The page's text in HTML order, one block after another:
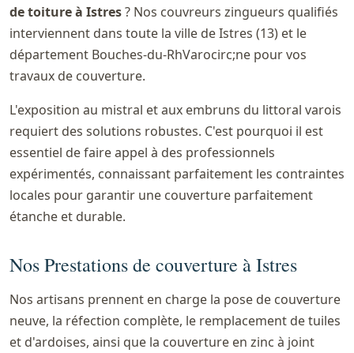
de toiture à Istres? Nos couvreurs zingueurs qualifiés
interviennent dans toute la ville de Istres (13) et le
département Bouches-du-RhVarocirc;ne pour vos
travaux de couverture.
L'exposition au mistral et aux embruns du littoral varois
requiert des solutions robustes. C'est pourquoi il est
essentiel de faire appel à des professionnels
expérimentés, connaissant parfaitement les contraintes
locales pour garantir une couverture parfaitement
étanche et durable.
Nos Prestations de couverture à Istres
Nos artisans prennent en charge la pose de couverture
neuve, la réfection complète, le remplacement de tuiles
et d'ardoises, ainsi que la couverture en zinc à joint